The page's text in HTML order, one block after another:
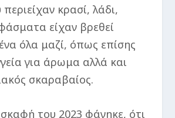
κρασί, λάδι,
είχαν βρεθεί
όλα μαζί, όπως επίσης
για άρωμα αλλά και
σκαραβαίος.
του 2023 φάνηκε, ότι